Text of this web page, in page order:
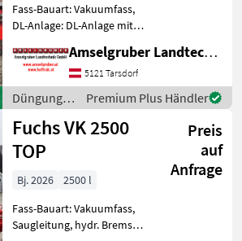
Fass-Bauart: Vakuumfass,
DL-Anlage: DL-Anlage mit
Massivität und
Langlebigkeit unschlagbar!
(Stärkste Materialstärken +
Beste Materialen und
Amselgruber Landtechnik GmbH
5121 Tarsdorf
Düngung
und
Beregnung
/ Fuchs
Premium Plus Händler
Fuchs VK 2500
TOP
Preis
auf
Anfrage
Bj. 2026
2500 l
Fass-Bauart: Vakuumfass,
Saugleitung, hydr. Bremsen,